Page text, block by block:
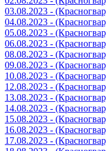
03.08.2023 -
04.08.2023 -
05.08.2023 -
06.08.2023 -
08.08.2023 -
09.08.2023 -
10.08.2023 -
12.08.2023 -
13.08.2023 -
14.08.2023 -
15.08.2023 -
16.08.2023 -
17.08.2023 -